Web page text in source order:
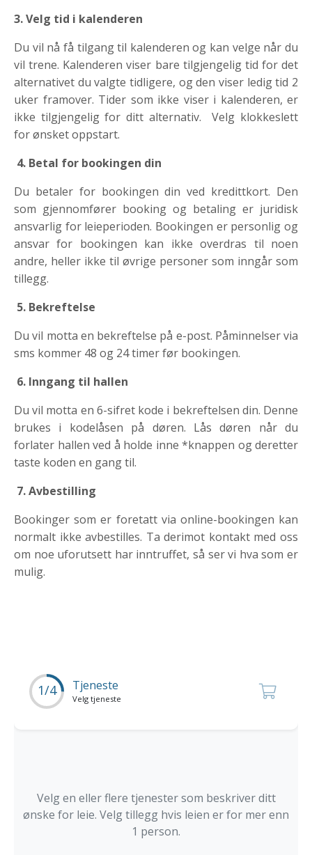
3. Velg tid i kalenderen
Du vil nå få tilgang til kalenderen og kan velge når du
vil trene. Kalenderen viser bare tilgjengelig tid for det
alternativet du valgte tidligere, og den viser ledig tid 2
uker framover. Tider som ikke viser i kalenderen, er
ikke tilgjengelig for ditt alternativ. Velg klokkeslett
for ønsket oppstart.
4. Betal for bookingen din
Du betaler for bookingen din ved kredittkort. Den
som gjennomfører booking og betaling er juridisk
ansvarlig for leieperioden. Bookingen er personlig og
ansvar for bookingen kan ikke overdras til noen
andre, heller ikke til øvrige personer som inngår som
tillegg.
5. Bekreftelse
Du vil motta en bekreftelse på e-post. Påminnelser via
sms kommer 48 og 24 timer før bookingen.
6. Inngang til hallen
Du vil motta en 6-sifret kode i bekreftelsen din. Denne
brukes i kodelåsen på døren. Lås døren når du
forlater hallen ved å holde inne *knappen og deretter
taste koden en gang til.
7.Avbestilling
Bookinger som er foretatt via online-bookingen kan
normalt ikke avbestilles. Ta derimot kontakt med oss
om noe uforutsett har inntruffet, så ser vi hva som er
mulig.